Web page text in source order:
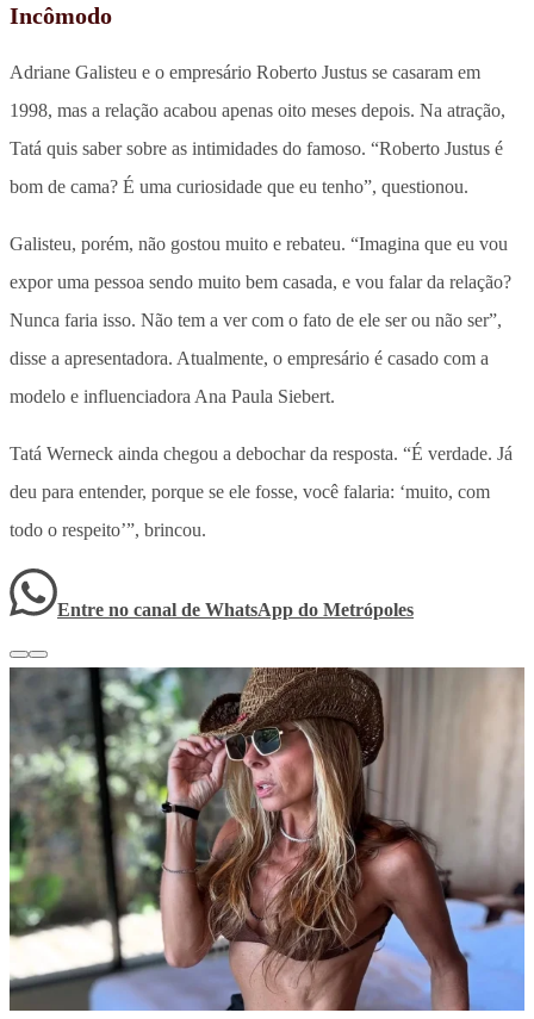
Incômodo
Adriane Galisteu e o empresário Roberto Justus se casaram em
1998, mas a relação acabou apenas oito meses depois. Na atração,
Tatá quis saber sobre as intimidades do famoso. “Roberto Justus é
bom de cama? É uma curiosidade que eu tenho”, questionou.
Galisteu, porém, não gostou muito e rebateu. “Imagina que eu vou
expor uma pessoa sendo muito bem casada, e vou falar da relação?
Nunca faria isso. Não tem a ver com o fato de ele ser ou não ser”,
disse a apresentadora. Atualmente, o empresário é casado com a
modelo e influenciadora Ana Paula Siebert.
Tatá Werneck ainda chegou a debochar da resposta. “É verdade. Já
deu para entender, porque se ele fosse, você falaria: ‘muito, com
todo o respeito’”, brincou.
Entre no canal de WhatsApp do Metrópoles